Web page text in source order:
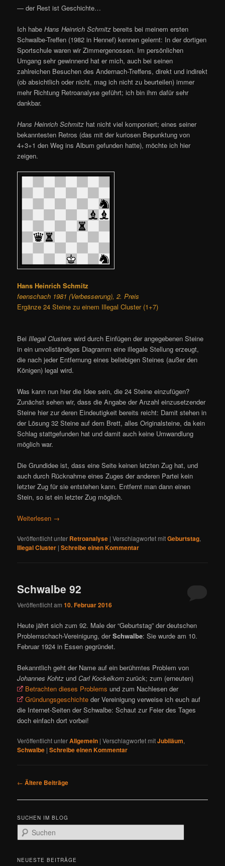
— der Rest ist Geschichte…
Ich habeHans Heinrich Schmitz bereits bei meinem ersten
Schwalbe-Treffen (1982 in Hennef) kennen gelernt: In der dortigen
Sportschule waren wir Zimmergenossen. Im persönlichen
Umgang sehr gewinnend hat er mich, auch bei seinen
zahlreichen Besuchen des Andernach-Treffens, direkt und indirekt
(ob absichtlich oder nicht, mag ich nicht zu beurteilen) immer
mehr Richtung Retroanalyse geführt; ich bin ihm dafür sehr
dankbar.
Hans Heinrich Schmitz hat nicht viel komponiert; eines seiner
bekanntesten Retros (das mit der kuriosen Bepunktung von
4+3+1 den Weg ins Album gefunden hatte), möchte ich hier
zeigen.
Hans Heinrich Schmitz
feenschach 1981 (Verbesserung), 2. Preis
Ergänze 24 Steine zu einem Illegal Cluster (1+7)
Bei Illegal Clusters wird durch Einfügen der angegebenen Steine
in ein unvollständiges Diagramm eine illegale Stellung erzeugt,
die nach jeder Entfernung eines beliebigen Steines (außer den
Königen) legal wird.
Was kann nun hier die Idee sein, die 24 Steine einzufügen?
Zunächst sehen wir, dass die Angabe der Anzahl einzusetzender
Steine hier zur deren Eindeutigkeit bereits reicht: Damit stehen in
der Lösung 32 Steine auf dem Brett, alles Originalsteine, da kein
Schlag stattgefunden hat und damit auch keine Umwandlung
möglich war.
Die Grundidee ist, dass eine Seite keinen letzten Zug hat, und
auch durch Rücknahme eines Zuges der anderen Partei kein
letzter Zug für sie entstehen kann. Entfernt man dann einen
Stein, so ist ein letzter Zug möglich.
Weiterlesen →
Veröffentlicht unter Retroanalyse |Verschlagwortet mitGeburtstag,
Illegal Cluster |Schreibe einen Kommentar
Schwalbe 92
Veröffentlicht am10. Februar 2016
Heute jährt sich zum 92. Male der “Geburtstag” der deutschen
Problemschach-Vereinigung, derSchwalbe: Sie wurde am 10.
Februar 1924 in Essen gegründet.
Bekanntlich geht der Name auf ein berühmtes Problem von
Johannes Kohtz undCarl Kockelkorn zurück; zum (erneuten)
Betrachten dieses Problems und zum Nachlesen der
Gründungsgeschichte der Vereinigung verweise ich euch auf
die Internet-Seiten der Schwalbe: Schaut zur Feier des Tages
doch einfach dort vorbei!
Veröffentlicht unterAllgemein |Verschlagwortet mitJubiläum,
Schwalbe |Schreibe einen Kommentar
B
i
r
← Ältere Beiträge
SUCHEN IM BLOG
u
h
NEUESTE BEITRÄGE